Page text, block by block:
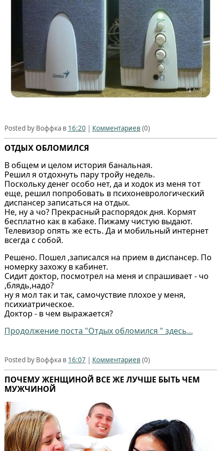
Posted by Воффка в 16:20 | Комментариев (0)
ОТДЫХ ОБЛОМИЛСЯ
В общем и целом история банальная.
Решил я отдохнуть пару тройу недель.
Поскольку денег особо нет, да и ходок из меня тот
еще, решил попробовать в психоневрологический
диспансер записаться на отдых.
Не, ну а чо? Прекрасный распорядок дня. Кормят
бесплатно как в кабаке. Пижаму чистую выдают.
Телевизор опять же есть. Да и мобильный интернет
всегда с собой.
Решено. Пошел ,записался на прием в диспансер. По
номерку захожу в кабинет.
Сидит доктор, посмотрел на меня и спрашивает - чо
,блядь,надо?
ну я мол так и так, самочуствие плохое у меня,
психиатрическое.
Доктор - в чем выражается?
Продолжение поста "Отдых обломился " здесь...
Posted by Воффка в 16:07 | Комментариев (0)
ПОЧЕМУ ЖЕНЩИНОЙ ВСЕ ЖЕ ЛУЧШЕ БЫТЬ ЧЕМ
МУЖЧИНОЙ